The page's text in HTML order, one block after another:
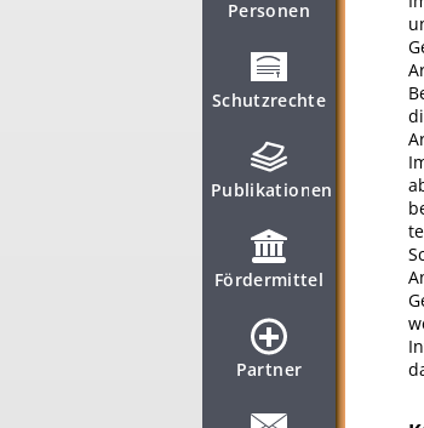
Personen
Schutzrechte
Publikationen
Fördermittel
Partner